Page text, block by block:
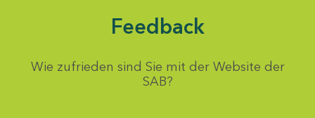
Feedback
Wie zufrieden sind Sie mit der Website der
SAB?